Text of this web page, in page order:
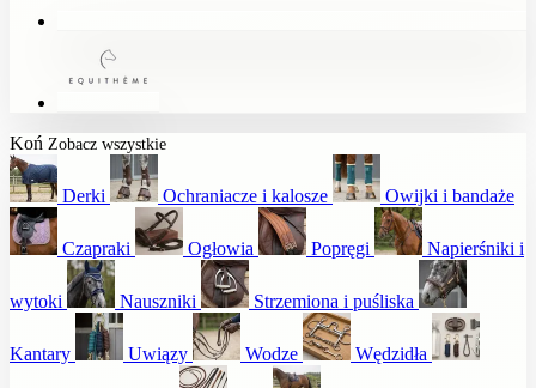
Koń Zobacz wszystkie
Derki Ochraniacze i kalosze Owijki i bandaże
Czapraki Ogłowia Popręgi Napierśniki i
wytoki Nauszniki Strzemiona i puśliska
Kantary Uwiązy Wodze Wędzidła